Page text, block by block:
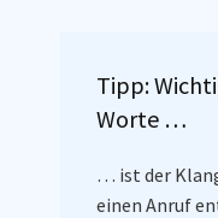
Tipp:
Worte …
… ist der
einen Anruf